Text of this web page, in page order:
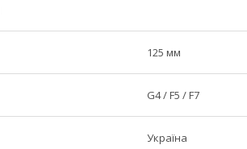
125 мм
G4 / F5 / F7
Україна